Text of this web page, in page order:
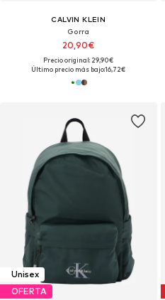
CALVIN KLEIN
Gorra
20,90€
Precio original: 29,90€
Último precio más bajo:16,72€
Unisex
OFERTA